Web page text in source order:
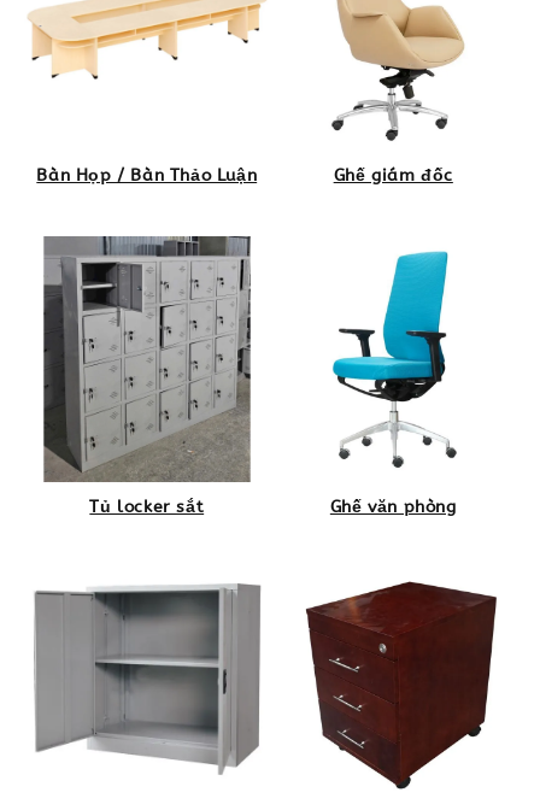
Bàn Họp / Bàn Thảo Luận Ghế giám đốc
Tủ locker sắt Ghế văn phòng